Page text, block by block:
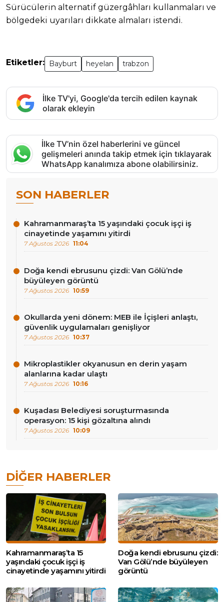
Sürücülerin alternatif güzergâhları kullanmaları ve
bölgedeki uyarıları dikkate almaları istendi.
Etiketler: Bayburt heyelan trabzon
İlke TV'yi, Google'da tercih edilen kaynak
olarak ekleyin
İlke TV’nin özel haberlerini ve güncel
gelişmeleri anında takip etmek için tıklayarak
WhatsApp kanalımıza abone olabilirsiniz.
SON HABERLER
Kahramanmaraş’ta 15 yaşındaki çocuk işçi iş
cinayetinde yaşamını yitirdi
7 Ağustos 2026 11:04
Doğa kendi ebrusunu çizdi: Van Gölü’nde
büyüleyen görüntü
7 Ağustos 2026 10:59
Okullarda yeni dönem: MEB ile İçişleri anlaştı,
güvenlik uygulamaları genişliyor
7 Ağustos 2026 10:37
Mikroplastikler okyanusun en derin yaşam
alanlarına kadar ulaştı
7 Ağustos 2026 10:16
Kuşadası Belediyesi soruşturmasında
operasyon: 15 kişi gözaltına alındı
7 Ağustos 2026 10:09
DIĞER HABERLER
Kahramanmaraş’ta 15
yaşındaki çocuk işçi iş
cinayetinde yaşamını yitirdi
Doğa kendi ebrusunu çizdi:
Van Gölü’nde büyüleyen
görüntü